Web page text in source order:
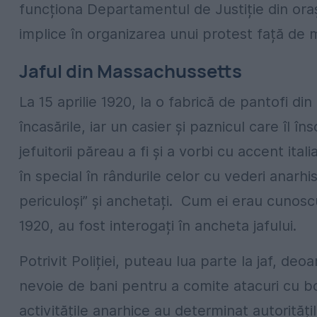
funcționa Departamentul de Justiție din
implice în organizarea unui protest față de
Jaful din Massachussetts
La 15 aprilie 1920, la o fabrică de pantofi
încasările, iar un casier și paznicul care îl
jefuitorii păreau a fi și a vorbi cu accent
în special în rândurile celor cu vederi
periculoși” și anchetați. Cum ei erau
1920, au fost interogați în ancheta jafului.
Potrivit Poliției, puteau lua parte la jaf,
nevoie de bani pentru a comite atacuri cu
activitățile anarhice au determinat